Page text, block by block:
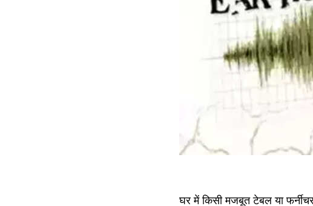
घर में किसी मजबूत टेबल या